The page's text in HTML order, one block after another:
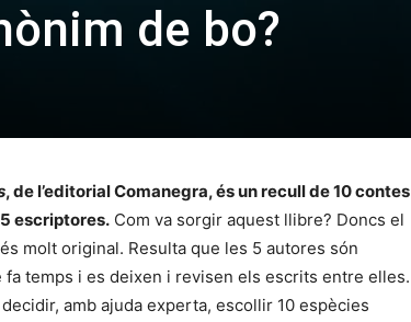
de bo?
, de l’editorial Comanegra, és un recull de 10 contes
escriptores. Com va sorgir aquest llibre? Doncs el
molt original. Resulta que les 5 autores són
fa temps i es deixen i revisen els escrits entre elles.
amb ajuda experta, escollir 10 espècies